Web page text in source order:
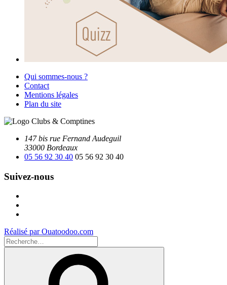
Qui sommes-nous ?
Contact
Mentions légales
Plan du site
147 bis rue Fernand Audeguil
33000 Bordeaux
05 56 92 30 40 05 56 92 30 40
Suivez-nous
Réalisé par Ouatoodoo.com
Recherche
pour